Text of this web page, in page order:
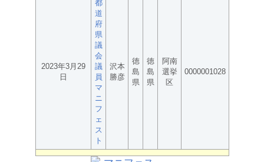
2023年3月29
日
都
道
府
県
議
会
議
員
マ
ニ
フ
ェ
ス
ト
沢本
勝彦
徳
島
県
徳
島
県
阿南
選挙
区
0000001028